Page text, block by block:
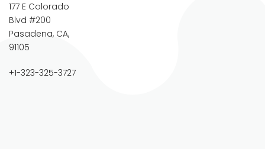
177 E Colorado
Blvd #200
Pasadena, CA,
91105
+1-323-325-3727